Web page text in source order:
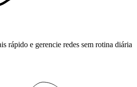
rápido e gerencie redes sem rotina diária